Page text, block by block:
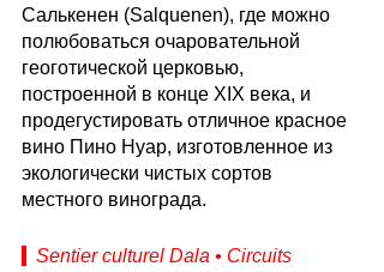
Салькенен (Salquenen), где можно
полюбоваться очаровательной
геоготической церковью,
построенной в конце ХIХ века, и
продегустировать отличное красное
вино Пино Нуар, изготовленное из
экологически чистых сортов
местного винограда.
Sentier culturel Dala • Circuits